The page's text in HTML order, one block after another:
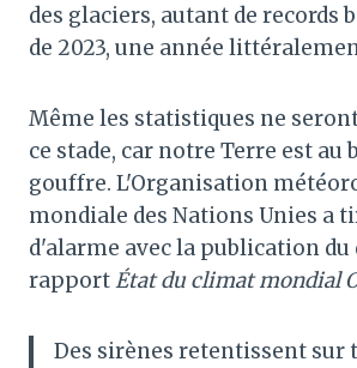
des glaciers, autant de records
de 2023, une année
Même les statistiques ne
ce stade, car notre Terre est au
gouffre. L'Organisation
mondiale des Nations Unies a
d'alarme avec la publication
rapportÉtat du climat mondial
Des sirènes retentissent sur